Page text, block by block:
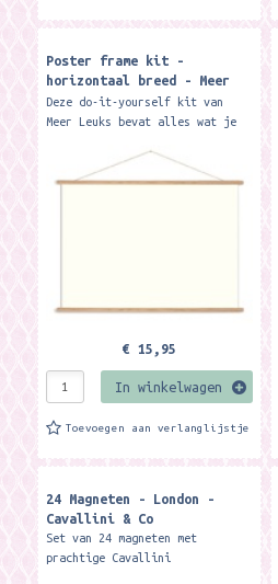
Poster frame kit -
horizontaal breed - Meer
Leuks
Deze do-it-yourself kit van
Meer Leuks bevat alles wat je
een prachtige uitstraling te
geven. Een makkelijk en...
€ 15,95
In winkelwagen
Toevoegen aan verlanglijstje
24 Magneten - London -
Cavallini & Co
Set van 24 magneten met
prachtige Cavallini